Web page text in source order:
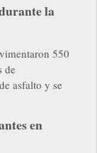
la
550
de
asfalto y se
en